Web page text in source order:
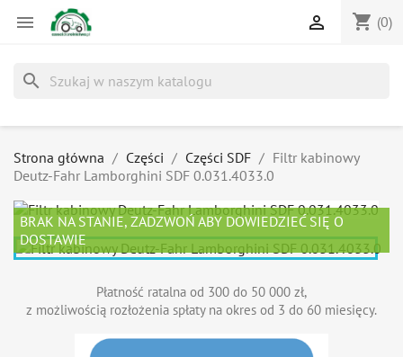
 shopping_cart (0)

search
Strona główna Części Części SDF
Filtr kabinowy
Deutz-Fahr Lamborghini SDF 0.031.4033.0
BRAK NA STANIE, ZADZWOŃ ABY DOWIEDZIEĆ SIĘ O
DOSTAWIE
Płatność ratalna od 300 do 50 000 zł,
z możliwością rozłożenia spłaty na okres od 3 do 60 miesięcy.